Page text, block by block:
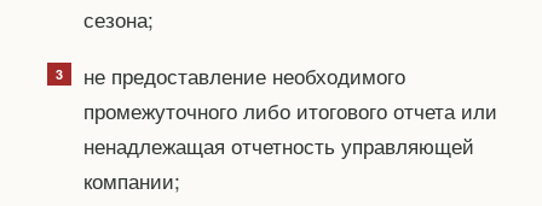
сезона;
не предоставление необходимого
промежуточного либо итогового отчета или
ненадлежащая отчетность управляющей
компании;